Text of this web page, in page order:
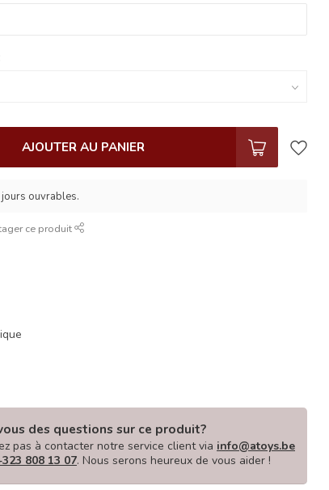
AJOUTER AU PANIER
ouvrables.
ce produit
des questions sur ce produit?
pas à contacter notre service client via info@atoys.be
808 13 07. Nous serons heureux de vous aider !